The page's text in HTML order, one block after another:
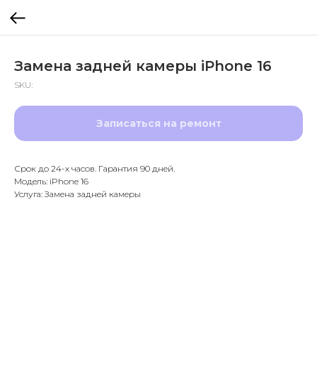
Замена задней камеры iPhone 16
SKU:
Записаться на ремонт
Срок до 24-х часов. Гарантия 90 дней.
Модель: iPhone 16
Услуга: Замена задней камеры